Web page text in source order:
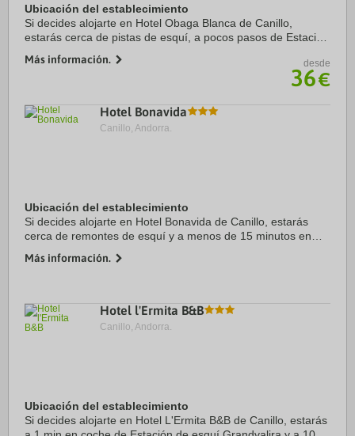
Ubicación del establecimiento
Si decides alojarte en Hotel Obaga Blanca de Canillo,
estarás cerca de pistas de esquí, a pocos pasos de Estación
de Gel (pista de hielo y piscina). ...
Más información. desde
36€
Hotel Bonavida
Canillo, Andorra.
Ubicación del establecimiento
Si decides alojarte en Hotel Bonavida de Canillo, estarás
cerca de remontes de esquí y a menos de 15 minutos en
Además, este hotel para familias se ...
Más información.
Hotel l'Ermita B&B
Canillo, Andorra.
Ubicación del establecimiento
Si decides alojarte en Hotel L'Ermita B&B de Canillo, estarás